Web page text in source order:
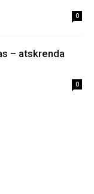
0
– atskrenda
0